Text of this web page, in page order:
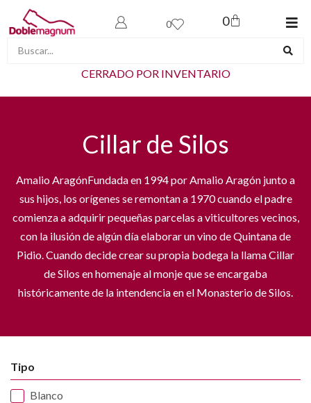
0 0
CERRADO POR INVENTARIO
Cillar de Silos
Amalio AragónFundada en 1994 por Amalio Aragón junto a
sus hijos, los orígenes se remontan a 1970 cuando el padre
comienza a adquirir pequeñas parcelas a viticultores vecinos,
con la ilusión de algún día elaborar un vino de Quintana de
Pidio. Cuando decide crear su propia bodega la llama Cillar
de Silos en homenaje al monje que se encargaba
históricamente de la intendencia en el Monasterio de Silos.
Tipo
Blanco